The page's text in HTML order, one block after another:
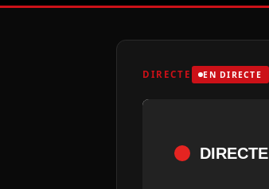
DIRECTE EN DIRECTE
DIRECTE